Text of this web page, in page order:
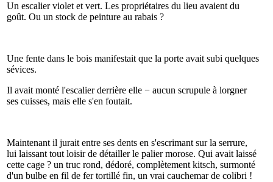
Un escalier violet et vert. Les propriétaires du lieu avaient du
goût. Ou un stock de peinture au rabais ?
Une fente dans le bois manifestait que la porte avait subi quelques
sévices.
Il avait monté l'escalier derrière elle − aucun scrupule à lorgner
ses cuisses, mais elle s'en foutait.
Maintenant il jurait entre ses dents en s'escrimant sur la serrure,
lui laissant tout loisir de détailler le palier morose. Qui avait laissé
cette cage ? un truc rond, dédoré, complètement kitsch, surmonté
d'un bulbe en fil de fer tortillé fin, un vrai cauchemar de colibri !